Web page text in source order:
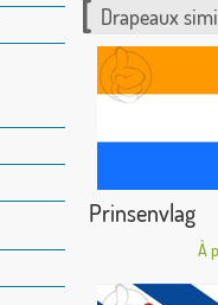
Drapeaux
Prinsenvlag
À